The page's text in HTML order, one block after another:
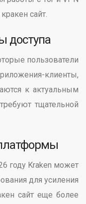
сайт.
доступа
пользователи
клиенты,
к актуальным
тщательной
году Kraken может
для усиления
сайт еще более